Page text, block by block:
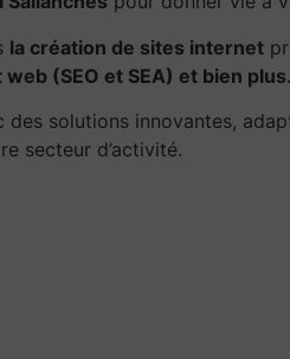
la création de sites internet
(SEO et SEA) et bien plus.
solutions innovantes,
secteur d’activité.